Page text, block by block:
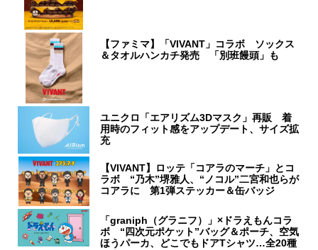
【ファミマ】「VIVANT」コラボ ソックス
＆タオルハンカチ発売 「別班饅頭」も
ユニクロ「エアリズム3Dマスク」再販 着
用時のフィット感をアップデート、サイズ拡
充
【VIVANT】ロッテ「コアラのマーチ」とコ
ラボ “乃木”堺雅人、“ノコル”二宮和也らが
コアラに 第1弾ステッカー＆缶バッジ
「graniph（グラニフ）」×ドラえもんコラ
ボ “四次元ポケット”バッグ＆ポーチ、空気
ほうパーカ、どこでもドアTシャツ…全20種